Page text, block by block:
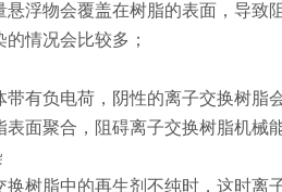
悬浮物会覆盖在树脂的表面，导致
情况会比较多；
带有负电荷，阴性的离子交换树脂
表面聚合，阻碍离子交换树脂机械
换树脂中的再生剂不纯时，这时离